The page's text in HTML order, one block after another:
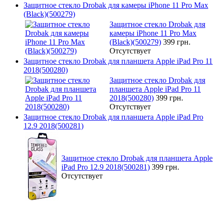
Защитное стекло Drobak для камеры iPhone 11 Pro Max
(Black)(500279)
Защитное стекло Drobak для
камеры iPhone 11 Pro Max
(Black)(500279) 399 грн.
Отсутствует
Защитное стекло Drobak для планшета Apple iPad Pro 11
2018(500280)
Защитное стекло Drobak для
планшета Apple iPad Pro 11
2018(500280) 399 грн.
Отсутствует
Защитное стекло Drobak для планшета Apple iPad Pro
12.9 2018(500281)
Защитное стекло Drobak для планшета Apple
iPad Pro 12.9 2018(500281) 399 грн.
Отсутствует